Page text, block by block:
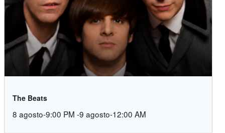
The Beats
8 agosto-9:00 PM -9 agosto-12:00 AM